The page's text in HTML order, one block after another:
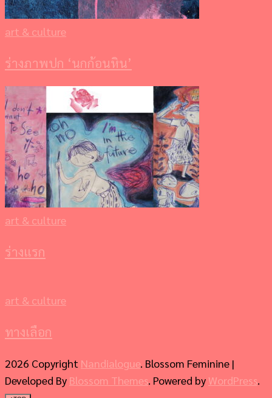
art & culture
ร่างภาพปก ‘นกก้อนหิน’
art & culture
ร่างแรก
art & culture
ทางเลือก
2026 Copyright Nandialogue. Blossom Feminine |
Developed By Blossom Themes. Powered by WordPress.